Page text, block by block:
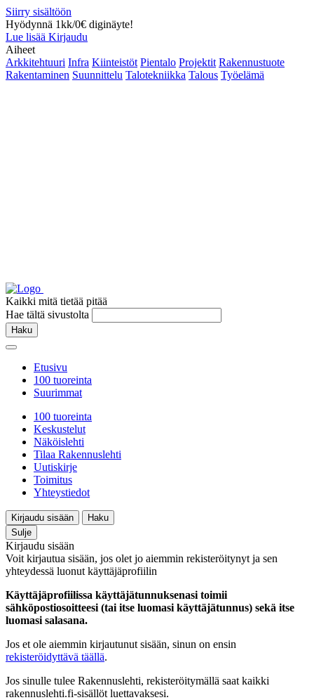
Siirry sisältöön
Hyödynnä 1kk/0€ diginäyte!
Lue lisää Kirjaudu
Aiheet
Arkkitehtuuri Infra Kiinteistöt Pientalo Projektit Rakennustuote
Rakentaminen Suunnittelu Talotekniikka Talous Työelämä
Kaikki mitä tietää pitää
Hae tältä sivustolta
Haku
Etusivu
100 tuoreinta
Suurimmat
100 tuoreinta
Keskustelut
Näköislehti
Tilaa Rakennuslehti
Uutiskirje
Toimitus
Yhteystiedot
Kirjaudu sisään
Haku
Sulje
Kirjaudu sisään
Voit kirjautua sisään, jos olet jo aiemmin rekisteröitynyt ja sen
yhteydessä luonut käyttäjäprofiilin
Käyttäjäprofiilissa käyttäjätunnuksenasi toimii
sähköpostiosoitteesi (tai itse luomasi käyttäjätunnus) sekä itse
luomasi salasana.
Jos et ole aiemmin kirjautunut sisään, sinun on ensin
rekisteröidyttävä täällä.
Jos sinulle tulee Rakennuslehti, rekisteröitymällä saat kaikki
rakennuslehti.fi-sisällöt luettavaksesi.